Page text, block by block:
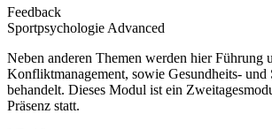
Feedback
Sportpsychologie Advanced
Neben anderen Themen werden hier Führung
Konfliktmanagement, sowie Gesundheits- und
behandelt. Dieses Modul ist ein
Präsenz statt.